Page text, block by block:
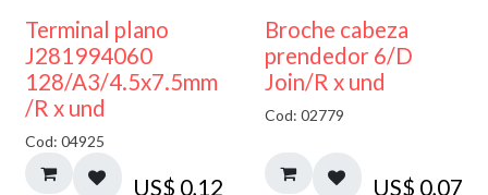
Terminal plano
J281994060
128/A3/4.5x7.5mm
/R x und
Cod: 04925
US$ 0,12
Broche cabeza
prendedor 6/D
Join/R x und
Cod: 02779
US$ 0,07